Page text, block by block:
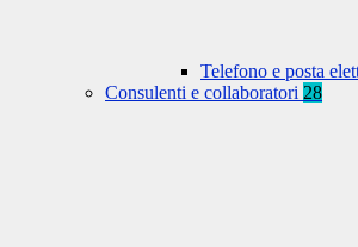
Telefono e posta
Consulenti e collaboratori 28